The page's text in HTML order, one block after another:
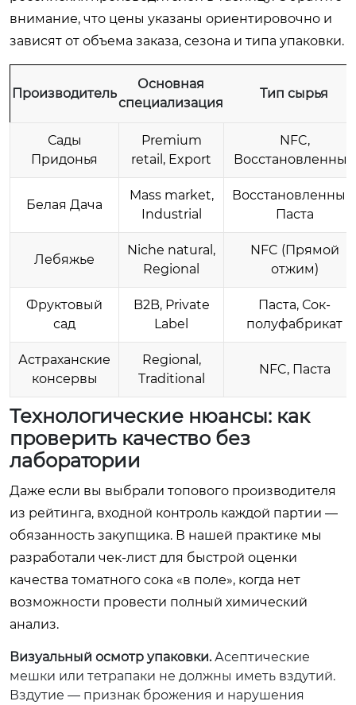
внимание, что цены указаны ориентировочно и
зависят от объема заказа, сезона и типа упаковки.
Производитель
Основная
специализация
Тип сырья
Сады
Придонья
Premium
retail, Export
NFC,
Восстановленный
Белая Дача
Mass market,
Industrial
Восстановленный,
Паста
Лебяжье
Niche natural,
Regional
NFC (Прямой
отжим)
Фруктовый
сад
B2B, Private
Label
Паста, Сок-
полуфабрикат
Астраханские
консервы
Regional,
Traditional
NFC, Паста
Технологические нюансы: как
проверить качество без
лаборатории
Даже если вы выбрали топового производителя
из рейтинга, входной контроль каждой партии —
обязанность закупщика. В нашей практике мы
разработали чек-лист для быстрой оценки
качества томатного сока «в поле», когда нет
возможности провести полный химический
анализ.
Визуальный осмотр упаковки.Асептические
мешки или тетрапаки не должны иметь вздутий.
Вздутие — признак брожения и нарушения